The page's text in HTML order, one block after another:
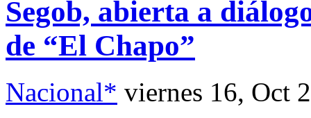
Segob, abierta a
de “El Chapo”
Nacional* viernes 16, Oct